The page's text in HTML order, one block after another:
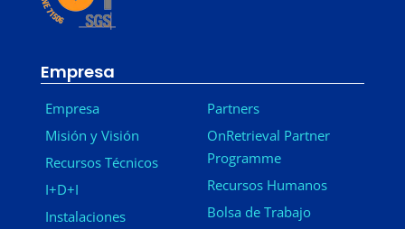
Empresa
Empresa
Misión y Visión
Recursos Técnicos
I+D+I
Instalaciones
Partners
OnRetrieval Partner
Programme
Recursos Humanos
Bolsa de Trabajo